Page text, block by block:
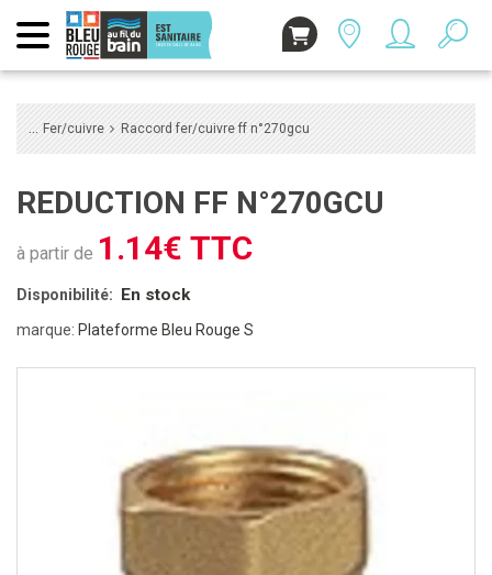
Fer/cuivre Raccord fer/cuivre ff n°270gcu
REDUCTION FF N°270GCU
à partir de 1.14€ TTC
Disponibilité: En stock
marque: Plateforme Bleu Rouge S